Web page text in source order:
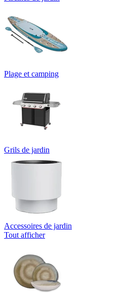
Plage et camping
Grils de jardin
Accessoires de jardin
Tout afficher